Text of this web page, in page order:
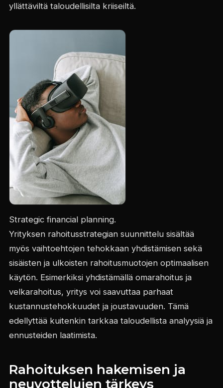
yllättäviltä taloudellisilta kriiseiltä.
Strategic financial planning.
Yrityksen rahoitusstrategian suunnittelu sisältää
myös vaihtoehtojen tehokkaan yhdistämisen sekä
sisäisten ja ulkoisten rahoitusmuotojen optimaalisen
käytön. Esimerkiksi yhdistämällä omarahoitus ja
velkarahoitus, yritys voi saavuttaa parhaat
kustannustehokkuudet ja joustavuuden. Tämä
edellyttää kuitenkin tarkkaa taloudellista analyysiä ja
ennusteiden laatimista.
Rahoituksen hakemisen ja
neuvottelujen tärkeys